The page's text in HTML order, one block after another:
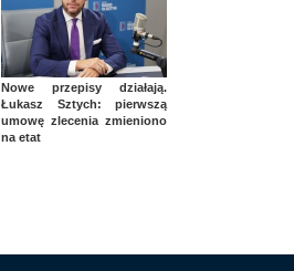
Nowe przepisy działają.
Łukasz Sztych: pierwszą
umowę zlecenia zmieniono
na etat